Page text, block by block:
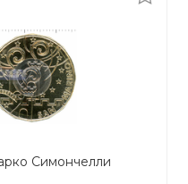
Симончелли